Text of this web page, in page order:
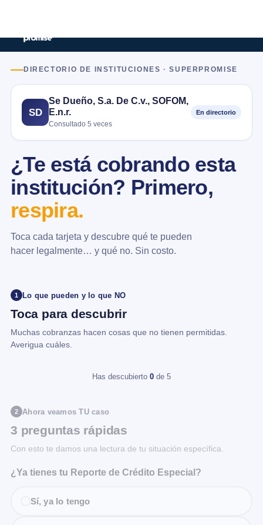
DIRECTORIO DE INSTITUCIONES · SUPERPROMISE
SD
Se Dueño, S.a. De C.v., SOFOM,
E.n.r.
Consultado 5 veces
En directorio
¿Te está cobrando esta
institución? Primero,
respira.
Toca cada tarjeta y descubre qué te pueden
hacer legalmente… y qué no. Sin costo.
1 Lo que pueden y lo que NO
Toca para descubrir
Muchas cobranzas hacen cosas que no tienen permitidas.
Averigua cuáles.
Has descubierto 0 de 5
2 Ahora veamos TU caso
3 preguntas rápidas
Con esto te damos una lectura de tu situación específica.
¿Ya tienes tu Reporte de Crédito Especial?
Sí, ya lo tengo